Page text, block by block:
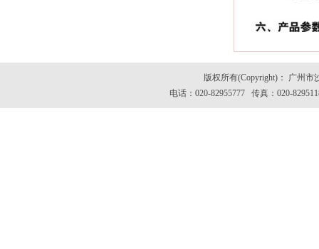
版权所有(Copyright)： 广州
电话：020-82955777 传真：020-